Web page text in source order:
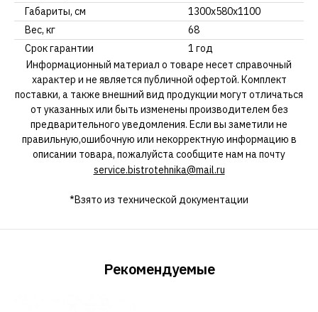
Габариты, см
1300x580x1100
Вес, кг
68
Срок гарантии
1 год
Информационный материал о товаре несет справочный
характер и не является публичной офертой. Комплект
поставки, а также внешний вид продукции могут отличаться
от указанных или быть изменены производителем без
предварительного уведомления. Если вы заметили не
правильную,ошибочную или некорректную информацию в
описании товара, пожалуйста сообщите нам на почту
service.bistrotehnika@mail.ru
*Взято из технической документации
Рекомендуемые